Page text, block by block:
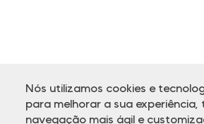
Nós utilizamos cookies e
para melhorar a sua
navegação mais ágil e